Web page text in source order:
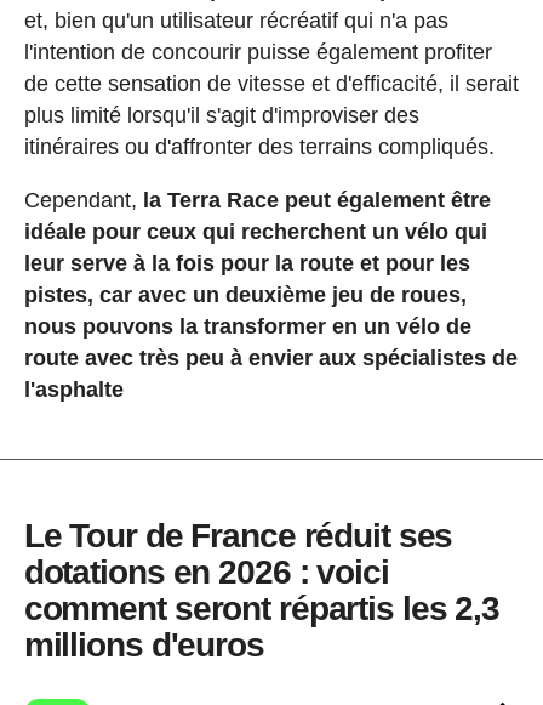
et, bien qu'un utilisateur récréatif qui n'a pas
l'intention de concourir puisse également profiter
de cette sensation de vitesse et d'efficacité, il serait
plus limité lorsqu'il s'agit d'improviser des
itinéraires ou d'affronter des terrains compliqués.
Cependant, la Terra Race peut également être
idéale pour ceux qui recherchent un vélo qui
leur serve à la fois pour la route et pour les
pistes, car avec un deuxième jeu de roues,
nous pouvons la transformer en un vélo de
route avec très peu à envier aux spécialistes de
l'asphalte
Le Tour de France réduit ses
dotations en 2026 : voici
comment seront répartis les 2,3
millions d'euros